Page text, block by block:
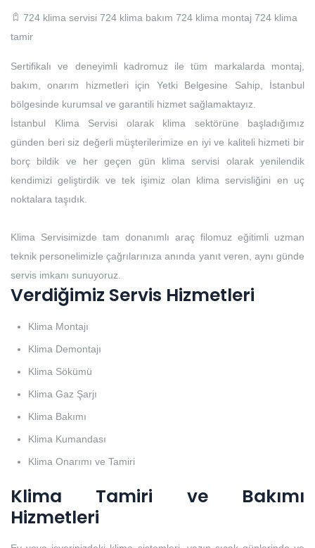
724 klima servisi 724 klima bakım 724 klima montaj 724 klima
tamir
Sertifikalı ve deneyimli kadromuz ile tüm markalarda montaj,
bakım, onarım hizmetleri için Yetki Belgesine Sahip, İstanbul
bölgesinde kurumsal ve garantili hizmet sağlamaktayız.
İstanbul Klima Servisi olarak klima sektörüne başladığımız
günden beri siz değerli müşterilerimize en iyi ve kaliteli hizmeti bir
borç bildik ve her geçen gün klima servisi olarak yenilendik
kendimizi geliştirdik ve tek işimiz olan klima servisliğini en uç
noktalara taşıdık.
Klima Servisimizde tam donanımlı araç filomuz eğitimli uzman
teknik personelimizle çağrılarınıza anında yanıt veren, aynı günde
servis imkanı sunuyoruz.
Verdiğimiz Servis Hizmetleri
Klima Montajı
Klima Demontajı
Klima Sökümü
Klima Gaz Şarjı
Klima Bakımı
Klima Kumandası
Klima Onarımı ve Tamiri
Klima Tamiri ve Bakımı
Hizmetleri